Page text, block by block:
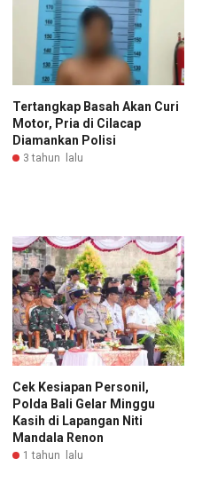
Tertangkap Basah Akan Curi
Motor, Pria di Cilacap
Diamankan Polisi
3 tahun lalu
Cek Kesiapan Personil,
Polda Bali Gelar Minggu
Kasih di Lapangan Niti
Mandala Renon
1 tahun lalu